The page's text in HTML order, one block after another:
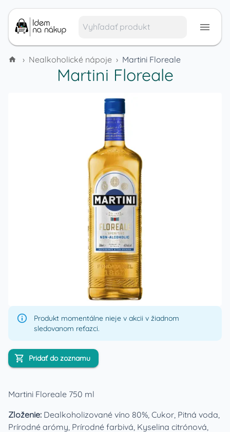
› Nealkoholické nápoje › Martini Floreale
Martini Floreale
Produkt momentálne nieje v akcii v žiadnom
sledovanom reťazci.
Pridať do zoznamu
Martini Floreale 750 ml
Zloženie: Dealkoholizované víno 80%, Cukor, Pitná voda,
Prírodné arómy, Prírodné farbivá, Kyselina citrónová,